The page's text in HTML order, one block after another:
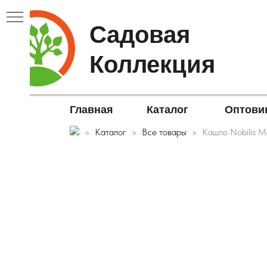
Главная Каталог
Садовая
Коллекция
Каталог Все товары Кашпо Nobilis